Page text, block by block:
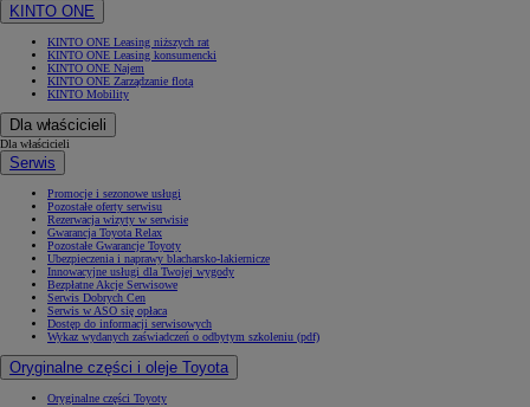
KINTO ONE
KINTO ONE Leasing niższych rat
KINTO ONE Leasing konsumencki
KINTO ONE Najem
KINTO ONE Zarządzanie flotą
KINTO Mobility
Dla właścicieli
Dla właścicieli
Serwis
Promocje i sezonowe usługi
Pozostałe oferty serwisu
Rezerwacja wizyty w serwisie
Gwarancja Toyota Relax
Pozostałe Gwarancje Toyoty
Ubezpieczenia i naprawy blacharsko-lakiernicze
Innowacyjne usługi dla Twojej wygody
Bezpłatne Akcje Serwisowe
Serwis Dobrych Cen
Serwis w ASO się opłaca
Dostęp do informacji serwisowych
Wykaz wydanych zaświadczeń o odbytym szkoleniu (pdf)
Oryginalne części i oleje Toyota
Oryginalne części Toyoty